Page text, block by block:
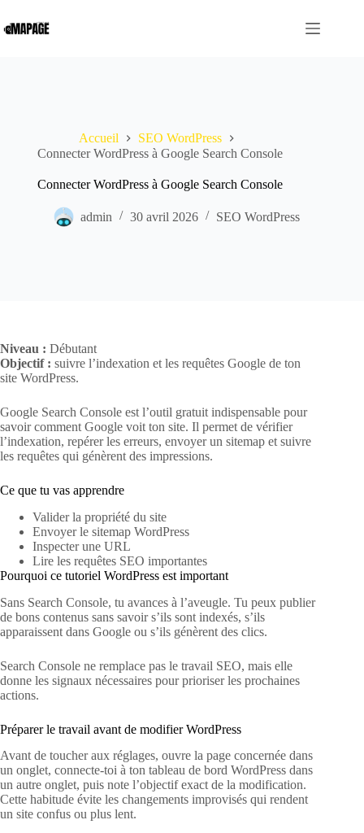
au
contenu
Accueil
SEO WordPress
Connecter WordPress à Google Search Console
Connecter WordPress à Google Search Console
admin 30 avril 2026 SEO WordPress
Niveau : Débutant
Objectif : suivre l’indexation et les requêtes Google de ton
site WordPress.
Google Search Console est l’outil gratuit indispensable pour
savoir comment Google voit ton site. Il permet de vérifier
l’indexation, repérer les erreurs, envoyer un sitemap et suivre
les requêtes qui génèrent des impressions.
Ce que tu vas apprendre
Valider la propriété du site
Envoyer le sitemap WordPress
Inspecter une URL
Lire les requêtes SEO importantes
Pourquoi ce tutoriel WordPress est important
Sans Search Console, tu avances à l’aveugle. Tu peux publier
de bons contenus sans savoir s’ils sont indexés, s’ils
apparaissent dans Google ou s’ils génèrent des clics.
Search Console ne remplace pas le travail SEO, mais elle
donne les signaux nécessaires pour prioriser les prochaines
actions.
Préparer le travail avant de modifier WordPress
Avant de toucher aux réglages, ouvre la page concernée dans
un onglet, connecte-toi à ton tableau de bord WordPress dans
un autre onglet, puis note l’objectif exact de la modification.
Cette habitude évite les changements improvisés qui rendent
un site confus ou plus lent.